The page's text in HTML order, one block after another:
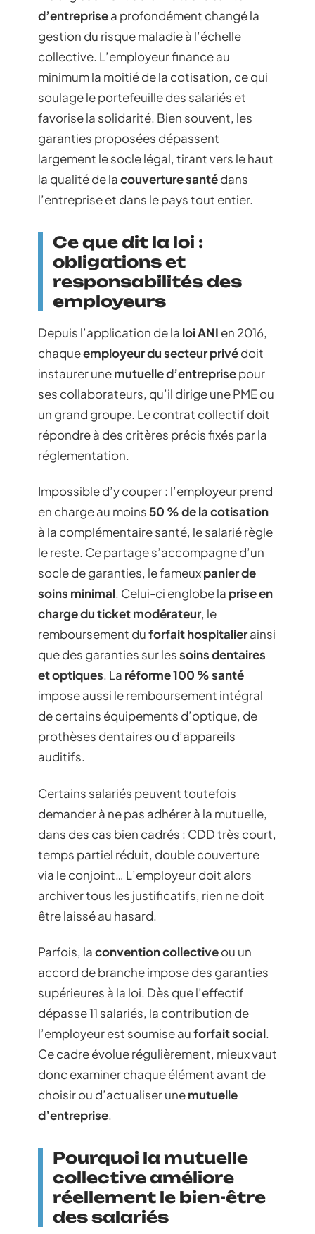
d’entreprisea profondément changé la
gestion du risque maladie à l’échelle
collective. L’employeur finance au
minimum la moitié de la cotisation, ce qui
soulage le portefeuille des salariés et
favorise la solidarité. Bien souvent, les
garanties proposées dépassent
largement le socle légal, tirant vers le haut
la qualité de lacouverture santédans
l’entreprise et dans le pays tout entier.
Ce que dit la loi :
obligations et
responsabilités des
employeurs
Depuis l’application de la loi ANI en 2016,
chaqueemployeur du secteur privédoit
instaurer unemutuelle d’entreprisepour
ses collaborateurs, qu’il dirige une PME ou
un grand groupe. Le contrat collectif doit
répondre à des critères précis fixés par la
réglementation.
Impossible d’y couper : l’employeur prend
en charge au moins50 % de la cotisation
à la complémentaire santé, le salarié règle
le reste. Ce partage s’accompagne d’un
socle de garanties, le fameuxpanier de
soins minimal. Celui-ci englobe la prise en
charge du ticket modérateur, le
remboursement duforfait hospitalierainsi
que des garanties sur lessoins dentaires
et optiques. La réforme 100 % santé
impose aussi le remboursement intégral
de certains équipements d’optique, de
prothèses dentaires ou d’appareils
auditifs.
Certains salariés peuvent toutefois
demander à ne pas adhérer à la mutuelle,
dans des cas bien cadrés : CDD très court,
temps partiel réduit, double couverture
via le conjoint… L’employeur doit alors
archiver tous les justificatifs, rien ne doit
être laissé au hasard.
Parfois, laconvention collectiveou un
accord de branche impose des garanties
supérieures à la loi. Dès que l’effectif
dépasse 11 salariés, la contribution de
l’employeur est soumise auforfait social.
Ce cadre évolue régulièrement, mieux vaut
donc examiner chaque élément avant de
choisir ou d’actualiser unemutuelle
d’entreprise.
Pourquoi la mutuelle
collective améliore
réellement le bien-être
des salariés